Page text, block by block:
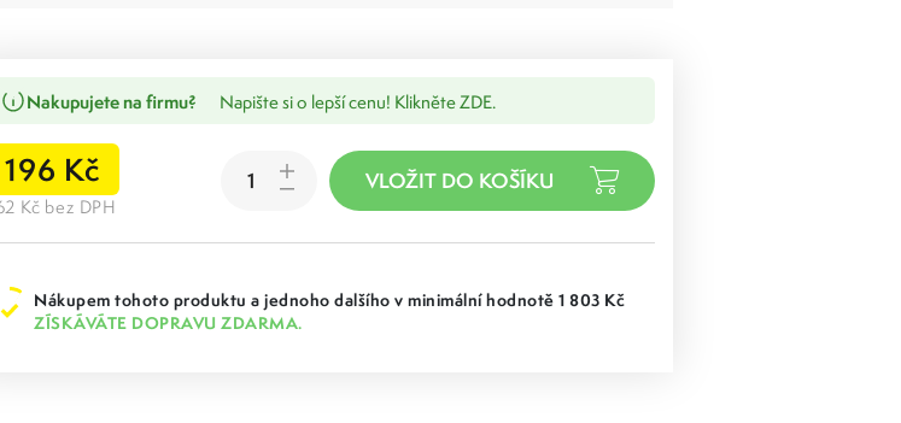
Nakupujete na firmu? Napište si o lepší cenu! Klikněte ZDE.
196 Kč
Kč bez DPH
Nákupem tohoto produktu a jednoho dalšího v minimální hodnotě 1 803 Kč
ZÍSKÁVÁTE DOPRAVU ZDARMA.